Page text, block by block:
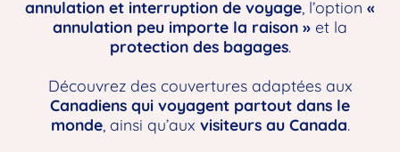
annulation et interruption de voyage , l’option «
annulation peu importe la raison » et la
protection des bagages.
Découvrez des couvertures adaptées aux
Canadiens qui voyagent partout dans le
monde, ainsi qu’aux visiteurs au Canada.